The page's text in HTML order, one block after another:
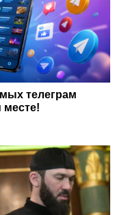
телеграм
месте!